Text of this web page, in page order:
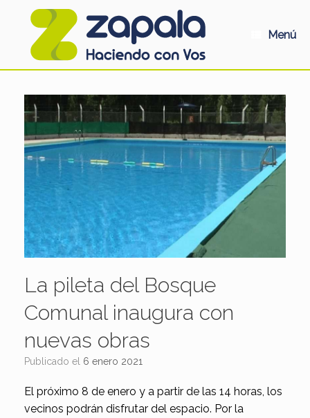
Menú
La pileta del Bosque
Comunal inaugura con
nuevas obras
Publicado el 6 enero 2021
El próximo 8 de enero y a partir de las 14 horas, los
vecinos podrán disfrutar del espacio. Por la